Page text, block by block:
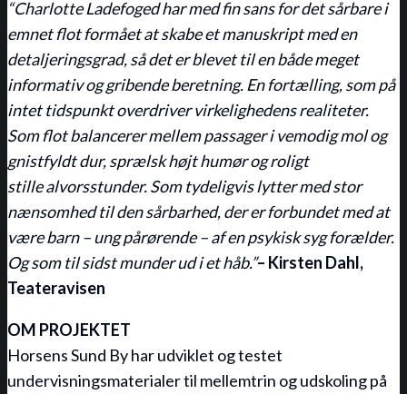
“Charlotte Ladefoged har med fin sans for det sårbare i
emnet flot formået at skabe et manuskript med en
detaljeringsgrad, så det er blevet til en både meget
informativ og gribendeberetning. En fortælling, som på
intet tidspunkt overdriver virkelighedens realiteter.
Som flot balancerer mellem passager i vemodig mol og
gnistfyldt dur, sprælsk højt humør og roligt
stillealvorsstunder. Som tydeligvis lytter med stor
nænsomhed til den sårbarhed, der er forbundet med at
være barn – ung pårørende – af en psykisk syg forælder.
Og som til sidst munder ud i et håb.”– Kirsten Dahl,
Teateravisen
OM PROJEKTET
Horsens Sund By har udviklet og testet
undervisningsmaterialer til mellemtrin og udskoling på